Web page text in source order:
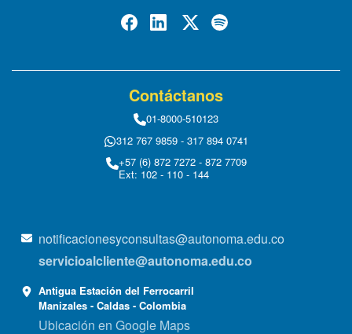
Contáctanos
01-8000-510123
312 767 9859 - 317 894 0741
+57 (6) 872 7272 - 872 7709
Ext: 102 - 110 - 144
notificacionesyconsultas@autonoma.edu.co
servicioalcliente@autonoma.edu.co
Antigua Estación del Ferrocarril
Manizales - Caldas - Colombia
Ubicación en Google Maps